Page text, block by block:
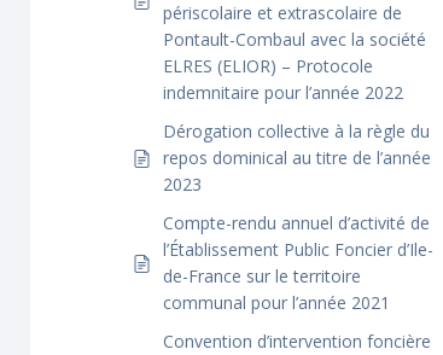
périscolaire et extrascolaire de
Pontault-Combaul avec la société
ELRES (ELIOR) – Protocole
indemnitaire pour l’année 2022
Dérogation collective à la règle du
repos dominical au titre de l’année
2023
Compte-rendu annuel d’activité de
l’Établissement Public Foncier d’Ile-
de-France sur le territoire
communal pour l’année 2021
Convention d’intervention foncière